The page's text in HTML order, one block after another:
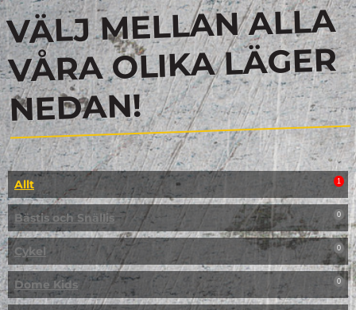
VÄLJ MELLAN ALLA
VÅRA OLIKA LÄGER
NEDAN!
Allt 1
Bästis och Snällis 0
Cykel 0
Dome Kids 0